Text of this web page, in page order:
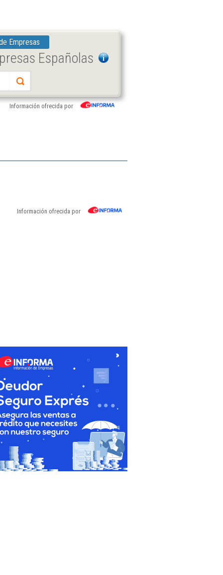
Empresas
Españolas
Información ofrecida por
Información ofrecida por